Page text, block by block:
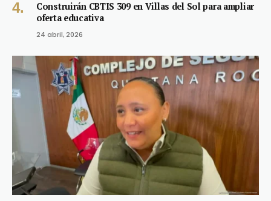
Construirán CBTIS 309 en Villas del Sol para ampliar
oferta educativa
24 abril, 2026